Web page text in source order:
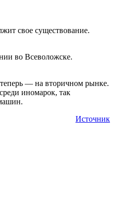
свое существование.
во Всеволожске.
теперь — на вторичном рынке.
иномарок, так
Источник